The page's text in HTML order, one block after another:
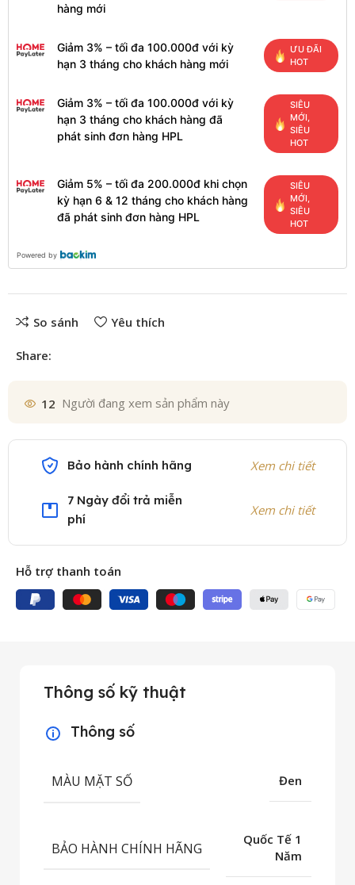
hàng mới
Giảm 3% – tối đa 100.000đ với kỳ
hạn 3 tháng cho khách hàng mới
ƯU ĐÃI
HOT
Giảm 3% – tối đa 100.000đ với kỳ
hạn 3 tháng cho khách hàng đã
phát sinh đơn hàng HPL
SIÊU
MỚI,
SIÊU
HOT
Giảm 5% – tối đa 200.000đ khi chọn
kỳ hạn 6 & 12 tháng cho khách hàng
đã phát sinh đơn hàng HPL
SIÊU
MỚI,
SIÊU
HOT
Powered by
So sánh Yêu thích
Share:
12 Người đang xem sản phẩm này
Bảo hành chính hãng Xem chi tiết
7 Ngày đổi trả miễn
phí
Xem chi tiết
Hỗ trợ thanh toán
Thông số kỹ thuật
Thông số
MÀU MẶT SỐ Đen
BẢO HÀNH CHÍNH HÃNG
Quốc Tế 1
Năm